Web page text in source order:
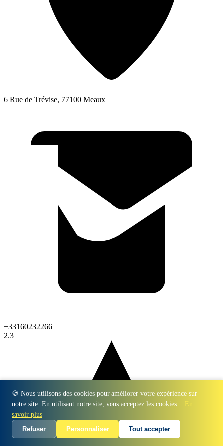
🍪 Nous utilisons des cookies pour améliorer votre expérience sur
notre site. En utilisant notre site, vous acceptez les cookies.
En
savoir plus
Refuser
Personnaliser Tout accepter
6 Rue de Trévise, 77100 Meaux
+33160232266
2.3